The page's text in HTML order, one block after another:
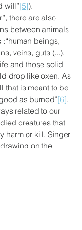
will”[5]).
there are also
between animals
beings,
veins, guts (...).
and those solid
drop like oxen. As
that is meant to be
as burned”[6].
related to our
creatures that
harm or kill. Singer
on the